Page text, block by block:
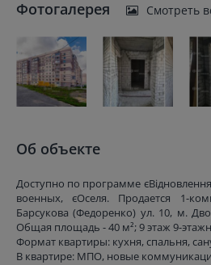
Фотогалерея Смотреть
Об объекте
Доступно по программе
военных, єОселя. Продается 1-
Барсукова (Федоренко) ул. 10, м.
Общая площадь - 40 м²; 9 этаж 9-
Формат квартиры: кухня, спальня,
В квартире: МПО, новые